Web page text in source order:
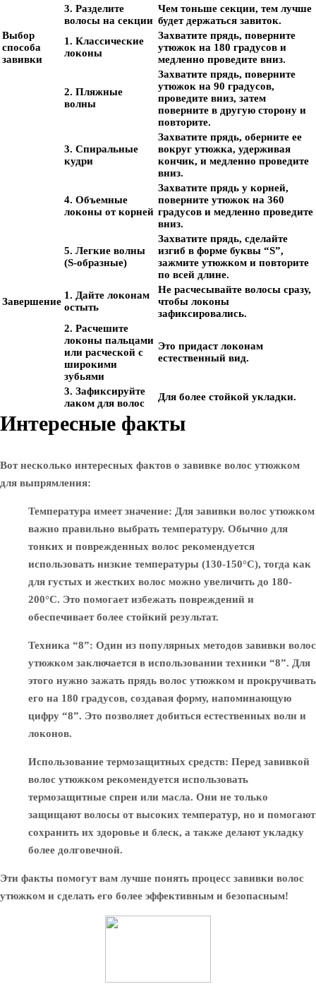
3. Разделите
волосы на секции
Чем тоньше секции, тем лучше
будет держаться завиток.
Выбор
способа
завивки
1. Классические
локоны
Захватите прядь, поверните
утюжок на 180 градусов и
медленно проведите вниз.
2. Пляжные
волны
Захватите прядь, поверните
утюжок на 90 градусов,
проведите вниз, затем
поверните в другую сторону и
повторите.
3. Спиральные
кудри
Захватите прядь, оберните ее
вокруг утюжка, удерживая
кончик, и медленно проведите
вниз.
4. Объемные
локоны от корней
Захватите прядь у корней,
поверните утюжок на 360
градусов и медленно проведите
вниз.
5. Легкие волны
(S-образные)
Захватите прядь, сделайте
изгиб в форме буквы “S”,
зажмите утюжком и повторите
по всей длине.
Завершение
1. Дайте локонам
остыть
Не расчесывайте волосы сразу,
чтобы локоны
зафиксировались.
2. Расчешите
локоны пальцами
или расческой с
широкими
зубьями
Это придаст локонам
естественный вид.
3. Зафиксируйте
лаком для волос
Для более стойкой укладки.
Интересные факты
Вот несколько интересных фактов о завивке волос утюжком
для выпрямления:
Температура имеет значение: Для завивки волос утюжком
важно правильно выбрать температуру. Обычно для
тонких и поврежденных волос рекомендуется
использовать низкие температуры (130-150°C), тогда как
для густых и жестких волос можно увеличить до 180-
200°C. Это помогает избежать повреждений и
обеспечивает более стойкий результат.
Техника “8”: Один из популярных методов завивки волос
утюжком заключается в использовании техники “8”. Для
этого нужно зажать прядь волос утюжком и прокручивать
его на 180 градусов, создавая форму, напоминающую
цифру “8”. Это позволяет добиться естественных волн и
локонов.
Использование термозащитных средств: Перед завивкой
волос утюжком рекомендуется использовать
термозащитные спреи или масла. Они не только
защищают волосы от высоких температур, но и помогают
сохранить их здоровье и блеск, а также делают укладку
более долговечной.
Эти факты помогут вам лучше понять процесс завивки волос
утюжком и сделать его более эффективным и безопасным!